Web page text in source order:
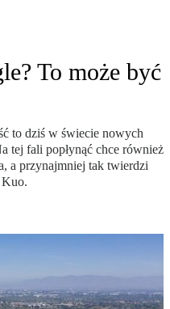
To może być
to dziś w świecie nowych
tej fali popłynąć chce również
a przynajmniej tak twierdzi